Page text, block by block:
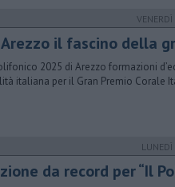
VENERDÌ
il fascino della
2025 di Arezzo formazioni
italiana per il Gran Premio Corale
LUNEDÌ
da record per “Il